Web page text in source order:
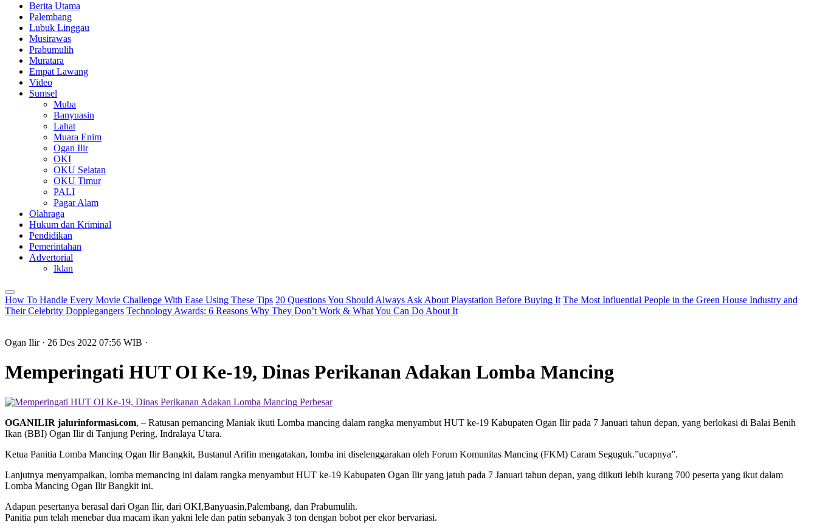
Berita Utama
Palembang
Lubuk Linggau
Musirawas
Prabumulih
Muratara
Empat Lawang
Video
Sumsel
Muba
Banyuasin
Lahat
Muara Enim
Ogan Ilir
OKI
OKU Selatan
OKU Timur
PALI
Pagar Alam
Olahraga
Hukum dan Kriminal
Pendidikan
Pemerintahan
Advertorial
Iklan
How To Handle Every Movie Challenge With Ease Using These Tips 20 Questions You Should Always Ask About Playstation Before Buying It The Most Influential People in the Green House Industry and
Their Celebrity Dopplegangers Technology Awards: 6 Reasons Why They Don’t Work & What You Can Do About It
Ogan Ilir · 26 Des 2022 07:56 WIB ·
Memperingati HUT OI Ke-19, Dinas Perikanan Adakan Lomba Mancing
Perbesar
OGANILIR jalurinformasi.com, – Ratusan pemancing Maniak ikuti Lomba mancing dalam rangka menyambut HUT ke-19 Kabupaten Ogan Ilir pada 7 Januari tahun depan, yang berlokasi di Balai Benih
Ikan (BBI) Ogan Ilir di Tanjung Pering, Indralaya Utara.
Ketua Panitia Lomba Mancing Ogan Ilir Bangkit, Bustanul Arifin mengatakan, lomba ini diselenggarakan oleh Forum Komunitas Mancing (FKM) Caram Seguguk.”ucapnya”.
Lanjutnya menyampaikan, lomba memancing ini dalam rangka menyambut HUT ke-19 Kabupaten Ogan Ilir yang jatuh pada 7 Januari tahun depan, yang diikuti lebih kurang 700 peserta yang ikut dalam
Lomba Mancing Ogan Ilir Bangkit ini.
Adapun pesertanya berasal dari Ogan Ilir, dari OKI,Banyuasin,Palembang, dan Prabumulih.
Panitia pun telah menebar dua macam ikan yakni lele dan patin sebanyak 3 ton dengan bobot per ekor bervariasi.